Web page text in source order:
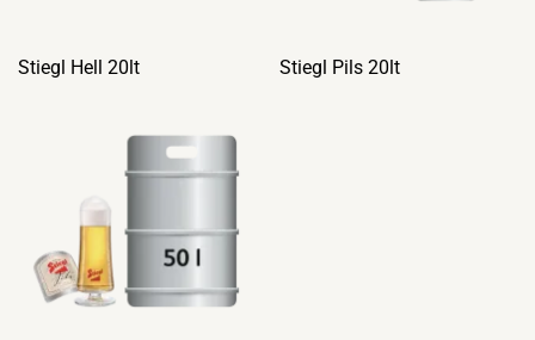
Stiegl Hell 20lt Stiegl Pils 20lt